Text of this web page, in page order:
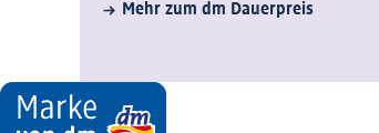
Mehr zum dm Dauerpreis